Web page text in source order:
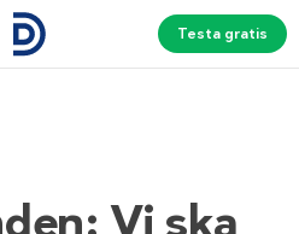
Testa gratis
Vi ska